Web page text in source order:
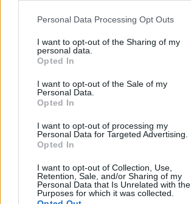
Personal Data Processing Opt Outs
I want to opt-out of the Sharing of my
personal data.
Opted In
I want to opt-out of the Sale of my
Personal Data.
Opted In
I want to opt-out of processing my
Personal Data for Targeted Advertising.
Opted In
I want to opt-out of Collection, Use,
Retention, Sale, and/or Sharing of my
Personal Data that Is Unrelated with the
Purposes for which it was collected.